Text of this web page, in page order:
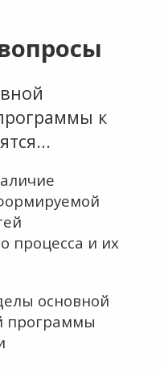
к
процесса и их
основной
программы